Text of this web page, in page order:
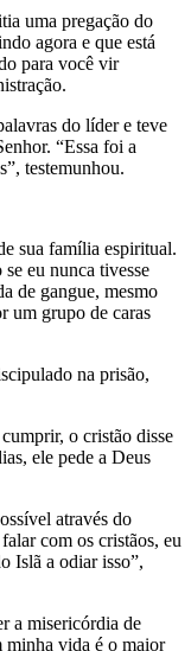
uma pregação do
agora e que está
para você vir
do líder e teve
“Essa foi a
testemunhou.
sua família espiritual.
eu nunca tivesse
de gangue, mesmo
um grupo de caras
na prisão,
o cristão disse
ele pede a Deus
através do
com os cristãos, eu
Islã a odiar isso”,
a misericórdia de
minha vida é o maior